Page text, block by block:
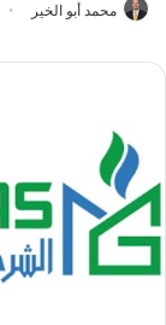
محمد أبو الخير